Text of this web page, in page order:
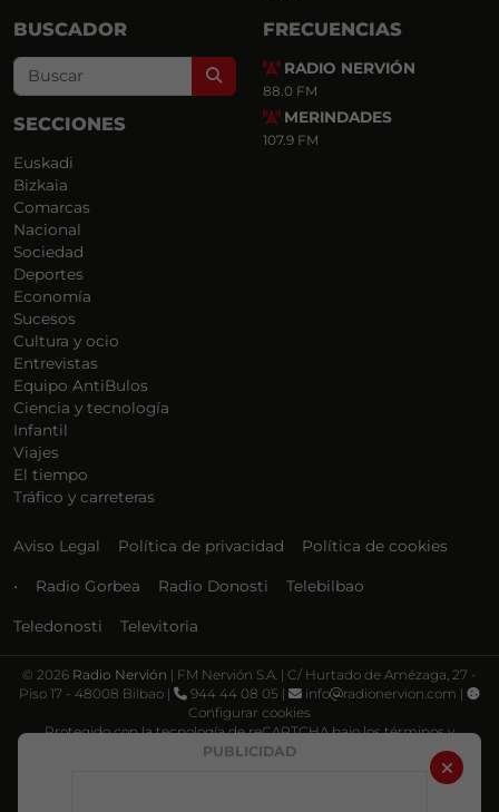
PUBLICIDAD
BUSCADOR
Search
SECCIONES
Euskadi
Bizkaia
Comarcas
Nacional
Sociedad
Deportes
Economía
Sucesos
Cultura y ocio
Entrevistas
Equipo AntiBulos
Ciencia y tecnología
Infantil
Viajes
El tiempo
Tráfico y carreteras
FRECUENCIAS
RADIO NERVIÓN
88.0 FM
MERINDADES
107.9 FM
Aviso Legal Política de privacidad Política de cookies
• Radio Gorbea Radio Donosti Telebilbao
Teledonosti Televitoria
© 2026 Radio Nervión | FM Nervión S.A. | C/ Hurtado de Amézaga, 27 -
Piso 17 - 48008 Bilbao |
944 44 08 05 | info
radionervion.com |
Configurar cookies
Protegido con la tecnología de reCAPTCHA bajo los términos y
Política de privacidad Términos de servicio